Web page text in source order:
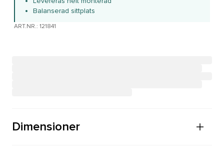
Balanserad sittplats
ART.NR.: 121841
Dimensioner